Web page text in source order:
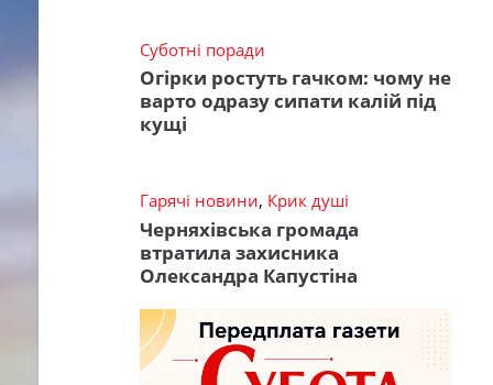
Суботні поради
Огірки ростуть гачком: чому не
варто одразу сипати калій під
кущі
Гарячі новини, Крик душі
Черняхівська громада
втратила захисника
Олександра Капустіна